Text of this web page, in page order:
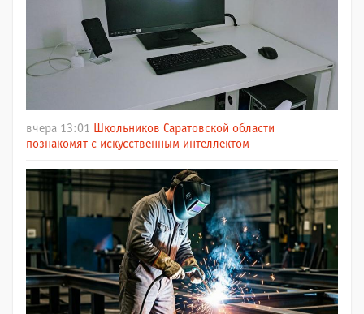
вчера 13:01
Школьников Саратовской области
познакомят с искусственным интеллектом